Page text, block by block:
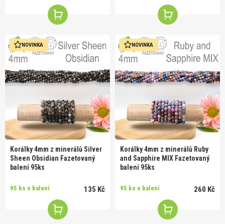
NOVINKA
Korálky 4mm z minerálů Silver
Sheen Obsidian Fazetovaný
balení 95ks
95 ks v balení 135 Kč
NOVINKA
Korálky 4mm z minerálů Ruby
and Sapphire MIX Fazetovaný
balení 95ks
95 ks v balení 260 Kč